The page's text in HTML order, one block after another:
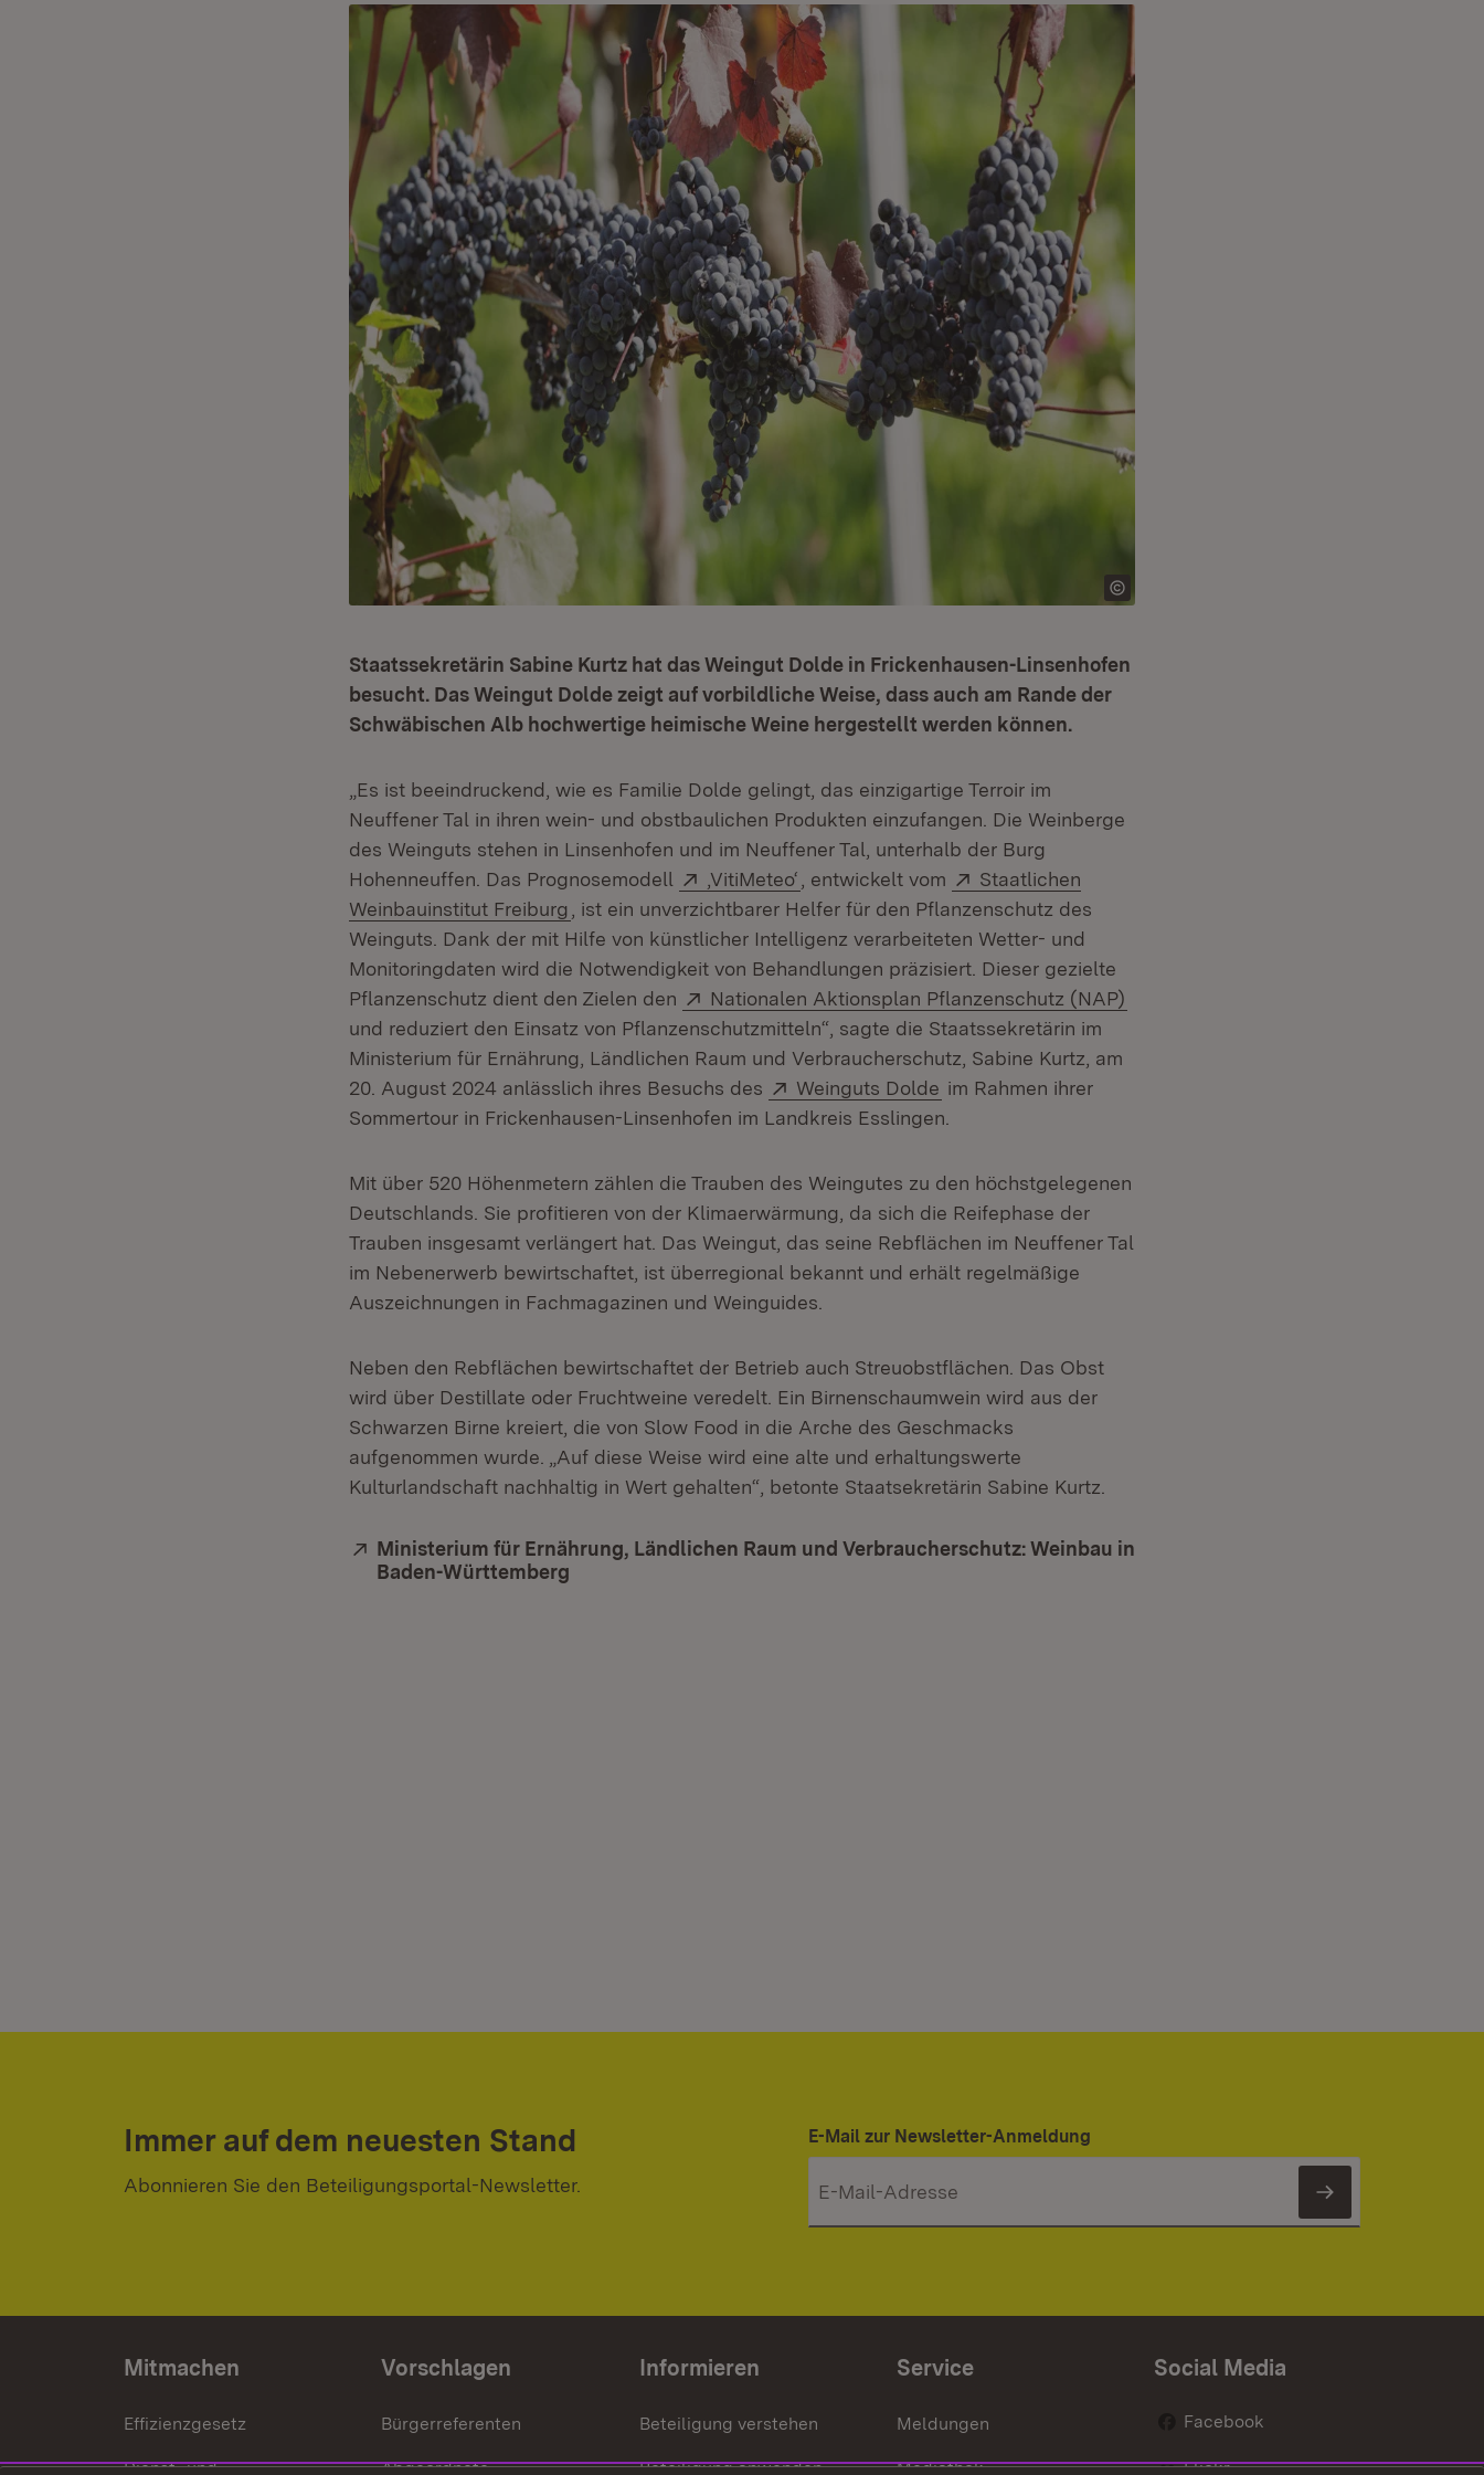
Staatssekretärin Sabine Kurtz hat das Weingut Dolde in Frickenhausen-Linsenhofen
besucht. Das Weingut Dolde zeigt auf vorbildliche Weise, dass auch am Rande der
Schwäbischen Alb hochwertige heimische Weine hergestellt werden können.
„Es ist beeindruckend, wie es Familie Dolde gelingt, das einzigartige Terroir im
Neuffener Tal in ihren wein- und obstbaulichen Produkten einzufangen. Die Weinberge
des Weinguts stehen in Linsenhofen und im Neuffener Tal, unterhalb der Burg
Hohenneuffen. Das Prognosemodell
Extern:
,VitiMeteo‘ (Öffnet in neuem Fenster)
, entwickelt vom Extern:
Staatlichen
Weinbauinstitut Freiburg (Öffnet in neuem Fenster)
, ist ein unverzichtbarer Helfer für den Pflanzenschutz des
Weinguts. Dank der mit Hilfe von künstlicher Intelligenz verarbeiteten Wetter- und
Monitoringdaten wird die Notwendigkeit von Behandlungen präzisiert. Dieser gezielte
Pflanzenschutz dient den Zielen den
Extern:
Nationalen Aktionsplan Pflanzenschutz (NAP)
und reduziert den Einsatz von Pflanzenschutzmitteln“, sagte die Staatssekretärin im
Ministerium für Ernährung, Ländlichen Raum und Verbraucherschutz, Sabine Kurtz, am
20. August 2024 anlässlich ihres Besuchs des
Extern:
Weinguts Dolde (Öffnet in neuem Fenster)
im Rahmen ihrer
Sommertour in Frickenhausen-Linsenhofen im Landkreis Esslingen.
Mit über 520 Höhenmetern zählen die Trauben des Weingutes zu den höchstgelegenen
Deutschlands. Sie profitieren von der Klimaerwärmung, da sich die Reifephase der
Trauben insgesamt verlängert hat. Das Weingut, das seine Rebflächen im Neuffener Tal
im Nebenerwerb bewirtschaftet, ist überregional bekannt und erhält regelmäßige
Auszeichnungen in Fachmagazinen und Weinguides.
Neben den Rebflächen bewirtschaftet der Betrieb auch Streuobstflächen. Das Obst
wird über Destillate oder Fruchtweine veredelt. Ein Birnenschaumwein wird aus der
Schwarzen Birne kreiert, die von Slow Food in die Arche des Geschmacks
aufgenommen wurde. „Auf diese Weise wird eine alte und erhaltungswerte
Kulturlandschaft nachhaltig in Wert gehalten“, betonte Staatsekretärin Sabine Kurtz.
Extern:
Ministerium für Ernährung, Ländlichen Raum und Verbraucherschutz: Weinbau in
Baden-Württemberg
Immer auf dem neuesten Stand
Abonnieren Sie den Beteiligungsportal-Newsletter.
E-Mail zur Newsletter-Anmeldung
Newsletter
Mitmachen
Effizienzgesetz
Dienst- und
Vorschlagen
Bürgerreferenten
Abgeordnete
Informieren
Beteiligung verstehen
Beteiligung anwenden
Service
Meldungen
Mediathek
Social Media
Facebook
Flickr